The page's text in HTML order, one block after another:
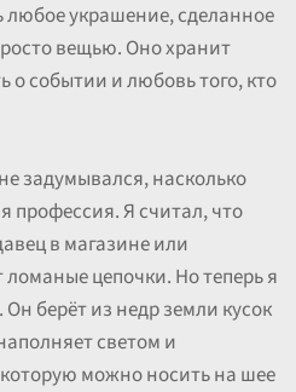
любое украшение, сделанное
вещью. Оно хранит
о событии и любовь того, кто
задумывался, насколько
профессия. Я считал, что
в магазине или
цепочки. Но теперь я
берёт из недр земли кусок
светом и
можно носить на шее